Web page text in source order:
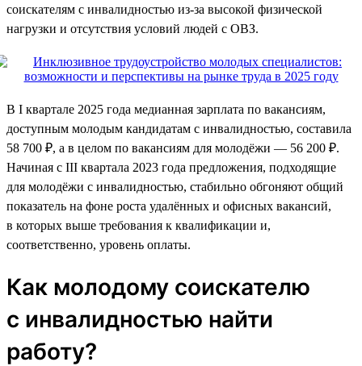
соискателям с инвалидностью из-за высокой физической
нагрузки и отсутствия условий людей с ОВЗ.
В I квартале 2025 года медианная зарплата по вакансиям,
доступным молодым кандидатам с инвалидностью, составила
58 700 ₽, а в целом по вакансиям для молодёжи — 56 200 ₽.
Начиная с III квартала 2023 года предложения, подходящие
для молодёжи с инвалидностью, стабильно обгоняют общий
показатель на фоне роста удалённых и офисных вакансий,
в которых выше требования к квалификации и,
соответственно, уровень оплаты.
Как молодому соискателю
с инвалидностью найти
работу?